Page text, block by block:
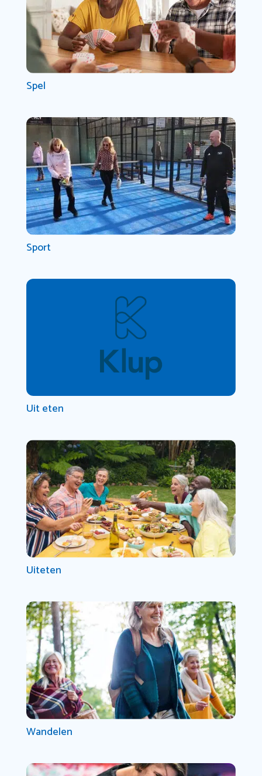
Spel
Sport
Uit eten
Uiteten
Wandelen